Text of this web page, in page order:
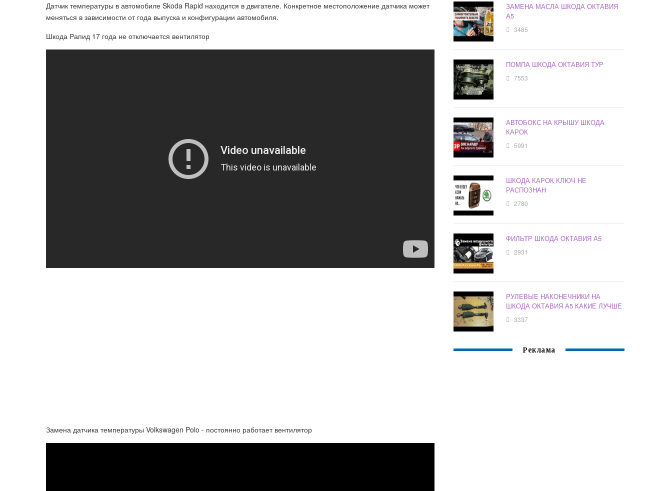
Датчик температуры в автомобиле Skoda Rapid находится в двигателе. Конкретное местоположение датчика может
меняться в зависимости от года выпуска и конфигурации автомобиля.
Шкода Рапид 17 года не отключается вентилятор
Замена датчика температуры Volkswagen Polo - постоянно работает вентилятор
ЗАМЕНА МАСЛА ШКОДА ОКТАВИЯ
А5
3485
ПОМПА ШКОДА ОКТАВИЯ ТУР
7553
АВТОБОКС НА КРЫШУ ШКОДА
КАРОК
5991
ШКОДА КАРОК КЛЮЧ НЕ
РАСПОЗНАН
2780
ФИЛЬТР ШКОДА ОКТАВИЯ А5
2931
РУЛЕВЫЕ НАКОНЕЧНИКИ НА
ШКОДА ОКТАВИЯ А5 КАКИЕ ЛУЧШЕ
3337
Реклама